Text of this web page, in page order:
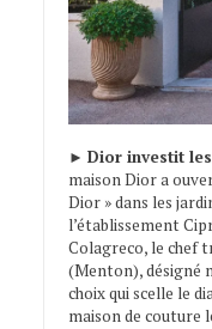
► Dior investit
maison Dior a
Dior » dans les
l’établissement
Colagreco, le chef
(Menton), désigné
choix qui scelle le
maison de couture